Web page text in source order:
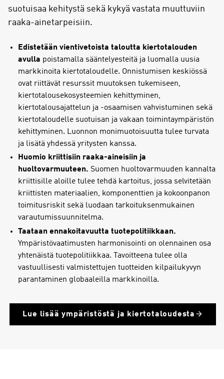
suotuisaa kehitystä sekä kykyä vastata muuttuviin
raaka-ainetarpeisiin.
Edistetään vientivetoista taloutta kiertotalouden
avulla poistamalla sääntelyesteitä ja luomalla uusia
markkinoita kiertotaloudelle. Onnistumisen keskiössä
ovat riittävät resurssit muutoksen tukemiseen,
kiertotalousekosysteemien kehittyminen,
kiertotalousajattelun ja -osaamisen vahvistuminen sekä
kiertotaloudelle suotuisan ja vakaan toimintaympäristön
kehittyminen. Luonnon monimuotoisuutta tulee turvata
ja lisätä yhdessä yritysten kanssa.
Huomio kriittisiin raaka-aineisiin ja
huoltovarmuuteen. Suomen huoltovarmuuden kannalta
kriittisille aloille tulee tehdä kartoitus, jossa selvitetään
kriittisten materiaalien, komponenttien ja kokoonpanon
toimitusriskit sekä luodaan tarkoituksenmukainen
varautumissuunnitelma.
Taataan ennakoitavuutta tuotepolitiikkaan.
Ympäristövaatimusten harmonisointi on olennainen osa
yhtenäistä tuotepolitiikkaa. Tavoitteena tulee olla
vastuullisesti valmistettujen tuotteiden kilpailukyvyn
parantaminen globaaleilla markkinoilla.
Lue lisää ympäristöstä ja kiertotaloudesta